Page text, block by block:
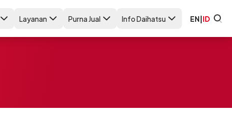
Layanan Purna Jual Info Daihatsu EN|ID